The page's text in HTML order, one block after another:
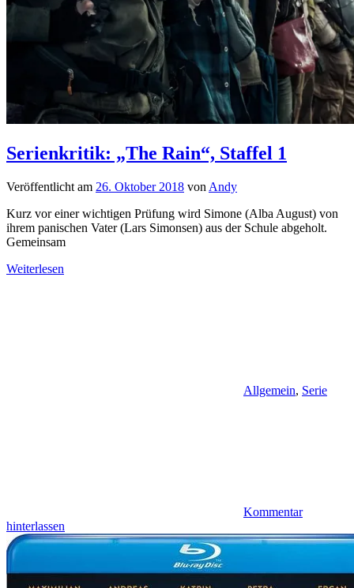
Serienkritik: „The Rain“, Staffel 1
Veröffentlicht am 26. Oktober 2018 von Andy
Kurz vor einer wichtigen Prüfung wird Simone (Alba August) von
ihrem panischen Vater (Lars Simonsen) aus der Schule abgeholt.
Gemeinsam
Weiterlesen
Allgemein, Serie
Kommentar
hinterlassen